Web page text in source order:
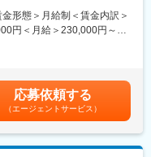
です。
からこそ挑戦できる仕事が
ロジェクトや職種に応募で
ーの支援で挑戦しやすい環
ます。製造現場で発生する
査を通じて改善活動を推
程管理業務
よび解析
題の抽出
形態＞月給制＜賃金内訳＞
円＜月給＞230,000円～
550～570万円20年目 年
です。賃金はあくまでも目
る可能性があります。月給
応募依頼する
（エージェントサービス）